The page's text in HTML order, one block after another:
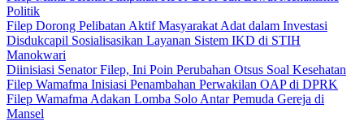
Politik
Filep Dorong Pelibatan Aktif Masyarakat Adat dalam Investasi
Disdukcapil Sosialisasikan Layanan Sistem IKD di STIH
Manokwari
Diinisiasi Senator Filep, Ini Poin Perubahan Otsus Soal Kesehatan
Filep Wamafma Inisiasi Penambahan Perwakilan OAP di DPRK
Filep Wamafma Adakan Lomba Solo Antar Pemuda Gereja di
Mansel